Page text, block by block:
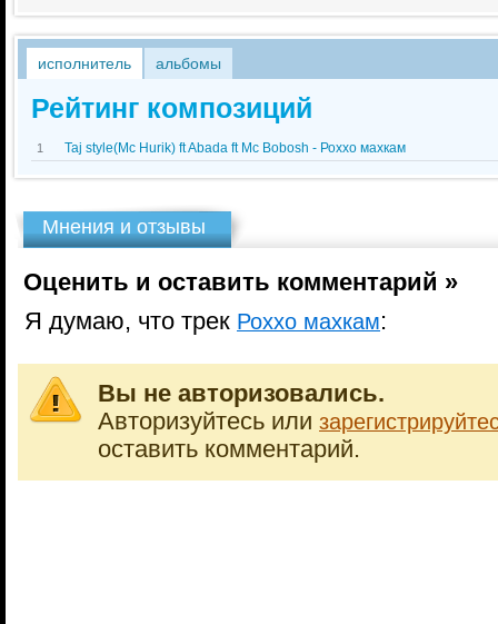
исполнитель альбомы
Рейтинг композиций
1 Taj style(Mc Hurik) ft Abada ft Mc Bobosh - Роххо махкам
Мнения и отзывы
Оценить и оставить комментарий »
Я думаю, что трек Роххо махкам:
Вы не авторизовались.
Авторизуйтесь или
оставить комментарий.